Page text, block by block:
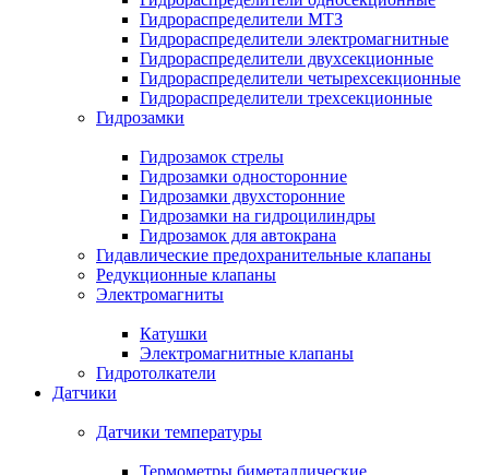
Гидрораспределители МТЗ
Гидрораспределители электромагнитные
Гидрораспределители двухсекционные
Гидрораспределители четырехсекционные
Гидрораспределители трехсекционные
Гидрозамки
Гидрозамок стрелы
Гидрозамки односторонние
Гидрозамки двухсторонние
Гидрозамки на гидроцилиндры
Гидрозамок для автокрана
Гидавлические предохранительные клапаны
Редукционные клапаны
Электромагниты
Катушки
Электромагнитные клапаны
Гидротолкатели
Датчики
Датчики температуры
Термометры биметаллические